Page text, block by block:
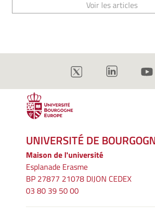
Voir les articles
UNIVERSITÉ DE
Maison de l'université
Esplanade Erasme
BP 27877 21078 DIJON CEDEX
03 80 39 50 00